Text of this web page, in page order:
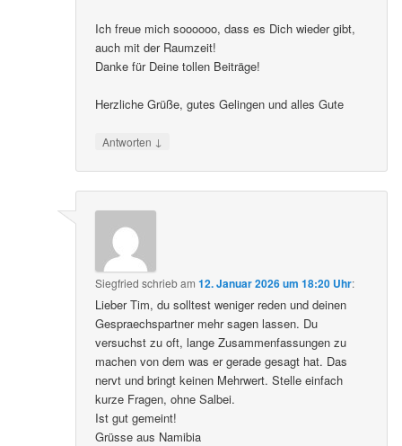
Ich freue mich soooooo, dass es Dich wieder gibt,
auch mit der Raumzeit!
Danke für Deine tollen Beiträge!
Herzliche Grüße, gutes Gelingen und alles Gute
Antworten ↓
Siegfried schriebam12. Januar 2026 um 18:20 Uhr:
Lieber Tim, du solltest weniger reden und deinen
Gespraechspartner mehr sagen lassen. Du
versuchst zu oft, lange Zusammenfassungen zu
machen von dem was er gerade gesagt hat. Das
nervt und bringt keinen Mehrwert. Stelle einfach
kurze Fragen, ohne Salbei.
Ist gut gemeint!
Grüsse aus Namibia